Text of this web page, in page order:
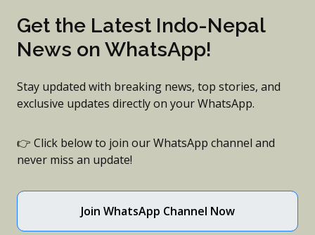
Get the Latest Indo-Nepal
News on WhatsApp!
Stay updated with breaking news, top stories, and
exclusive updates directly on your WhatsApp.
👉 Click below to join our WhatsApp channel and
never miss an update!
Join WhatsApp Channel Now